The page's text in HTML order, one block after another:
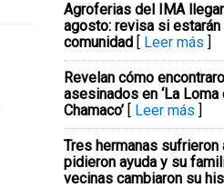
Agroferias del IMA
agosto: revisa si estarán
comunidad [ Leer más ]
Revelan cómo
asesinados en ‘La Loma
Chamaco’ [ Leer más ]
Tres hermanas sufrieron
pidieron ayuda y su
vecinas cambiaron su